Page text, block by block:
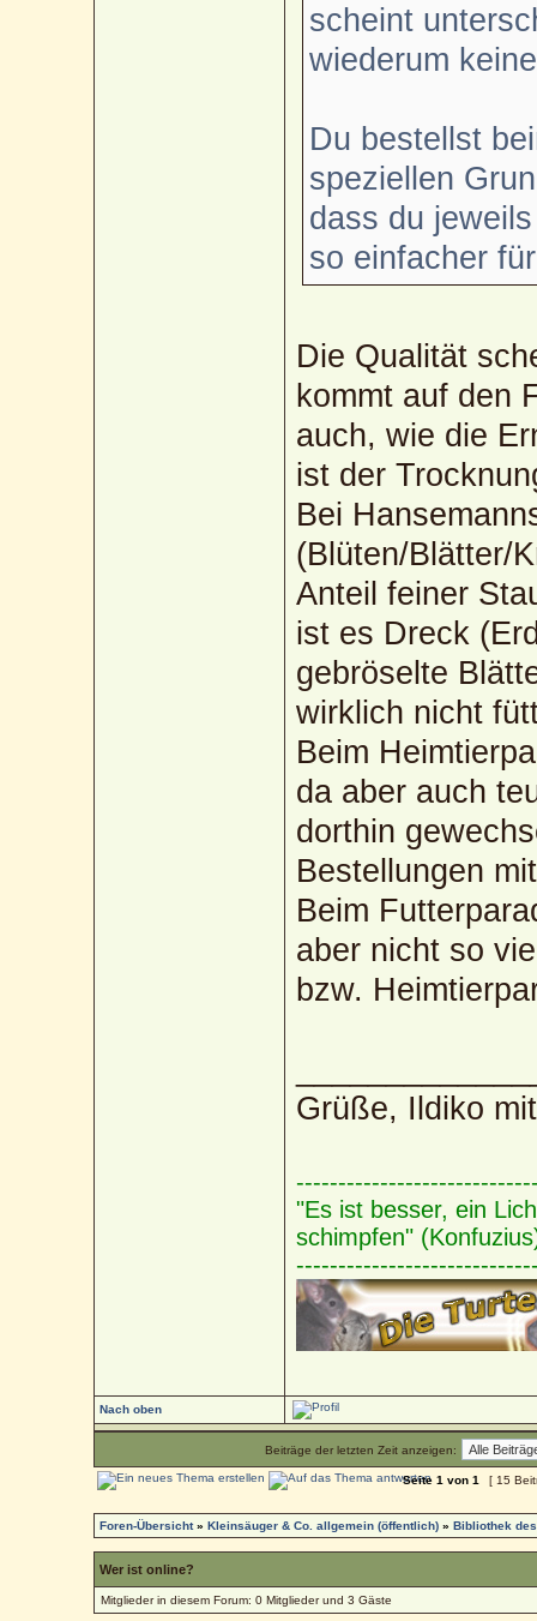
scheint
wiederum
Du bestellst
speziellen
dass du
so einfacher
Die Qualität
kommt auf den
auch, wie die
ist der
Bei
(Blüten/Blätter/
Anteil feiner
ist es Dreck
gebröselte
wirklich nicht
Beim
da aber auch
dorthin
Bestellungen
Beim
aber nicht so
bzw.
Grüße, Ildiko
"Es ist besser, ein
schimpfen"
Nach oben
Beiträge der letzten Zeit anzeigen:
Seite1 von1 [ 15
Foren-Übersicht»Kleinsäuger & Co. allgemein (öffentlich) »Bibliothek
Wer ist online?
Mitglieder in diesem Forum: 0 Mitglieder und 3 Gäste